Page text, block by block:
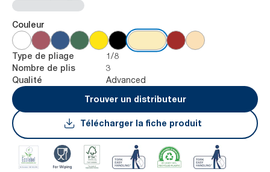
Couleur
Type de pliage 1/8
Nombre de plis 3
Qualité
Advanced
Trouver un distributeur
Télécharger la fiche produit